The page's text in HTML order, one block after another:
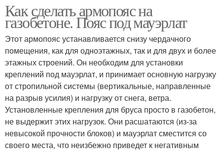
Как сделать армопояс на
газобетоне. Пояс под мауэрлат
Этот армопояс устанавливается снизу чердачного
помещения, как для одноэтажных, так и для двух и более
этажных строений. Он необходим для установки
креплений под мауэрлат, и принимает основную нагрузку
от стропильной системы (вертикальные, направленные
на разрыв усилия) и нагрузку от снега, ветра.
Установленные крепления для бруса просто в газобетон,
не выдержит этих нагрузок. Они расшатаются (из-за
невысокой прочности блоков) и мауэрлат сместится со
своего места, что неизбежно приведет к негативным